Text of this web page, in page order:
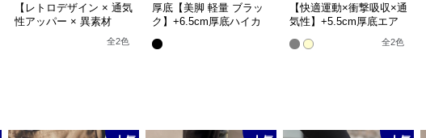
【レトロデザイン × 通気
性アッパー × 異素材
MIX】+5.5cm厚底 メン
ズハイカットブーツ
全2色
厚底【美脚 軽量 ブラッ
ク】+6.5cm厚底ハイカ
【快適運動×衝撃吸収×通
気性】+5.5cm厚底エア
全2色